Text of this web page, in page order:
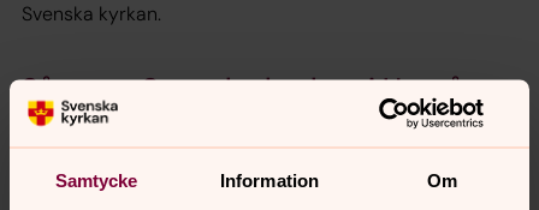
Samtycke Information Om
Svenska kyrkan.
Så styrs Svenska kyrkan i Umeå
Svenska kyrkan är en öppen folkkyrka som styrs av
förtroendevalda tillsammans med biskopar, präster och
diakoner.